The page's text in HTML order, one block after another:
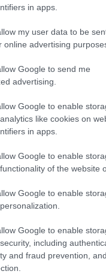
in apps.
my user data to be
online advertising
Google to send me
advertising.
Google to enable
like cookies on
in apps.
Google to enable
of the website
Google to enable
Google to enable
including
and fraud prevention,
EZER EMBERRE
KÉT HANGON
trackback címe:
api/trackback/
üzemeltetője
nem ellenőrzi. Kifogás esetén forduljon
feltételekben és az